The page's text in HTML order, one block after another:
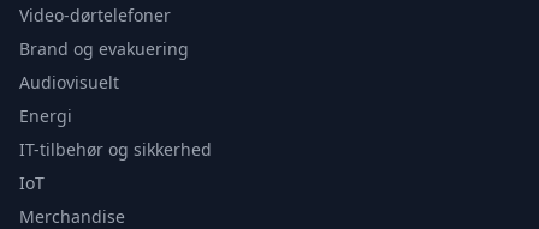
Video-dørtelefoner
Brand og evakuering
Audiovisuelt
Energi
IT-tilbehør og sikkerhed
IoT
Merchandise